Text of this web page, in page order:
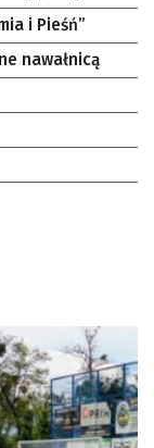
i Pieśń”
nawałnicą